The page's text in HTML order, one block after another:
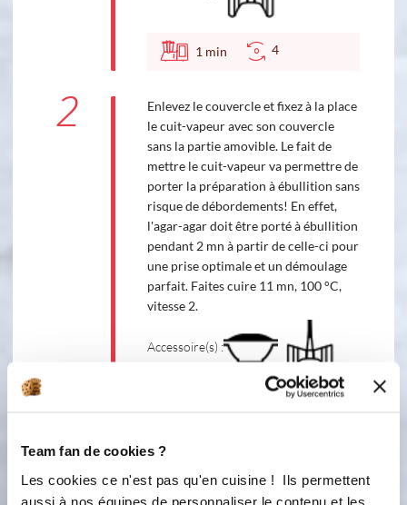
Team fan de cookies ?
Les cookies ce n'est pas qu'en cuisine ! Ils permettent
aussi à nos équipes de personnaliser le contenu et les
1 min 4
2
Enlevez le couvercle et fixez à la place
le cuit-vapeur avec son couvercle
sans la partie amovible. Le fait de
mettre le cuit-vapeur va permettre de
porter la préparation à ébullition sans
risque de débordements! En effet,
l'agar-agar doit être porté à ébullition
pendant 2 mn à partir de celle-ci pour
une prise optimale et un démoulage
parfait. Faites cuire 11 mn, 100 °C,
vitesse 2.
Accessoire(s) :
3
Transvasez la préparation dans un